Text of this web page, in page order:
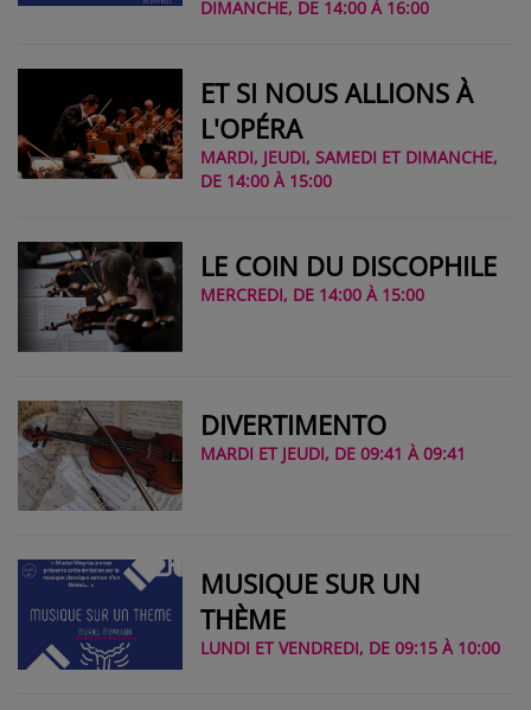
DIMANCHE, DE 14:00 À 16:00
ET SI NOUS ALLIONS À
L'OPÉRA
MARDI, JEUDI, SAMEDI ET DIMANCHE,
DE 14:00 À 15:00
LE COIN DU DISCOPHILE
MERCREDI, DE 14:00 À 15:00
DIVERTIMENTO
MARDI ET JEUDI, DE 09:41 À 09:41
MUSIQUE SUR UN
THÈME
LUNDI ET VENDREDI, DE 09:15 À 10:00